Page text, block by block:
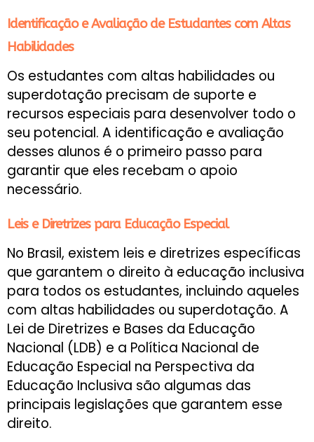
Identificação e Avaliação de Estudantes com Altas
Habilidades
Os estudantes com altas habilidades ou
superdotação precisam de suporte e
recursos especiais para desenvolver todo o
seu potencial. A identificação e avaliação
desses alunos é o primeiro passo para
garantir que eles recebam o apoio
necessário.
Leis e Diretrizes para Educação Especial
No Brasil, existem leis e diretrizes específicas
que garantem o direito à educação inclusiva
para todos os estudantes, incluindo aqueles
com altas habilidades ou superdotação. A
Lei de Diretrizes e Bases da Educação
Nacional (LDB) e a Política Nacional de
Educação Especial na Perspectiva da
Educação Inclusiva são algumas das
principais legislações que garantem esse
direito.